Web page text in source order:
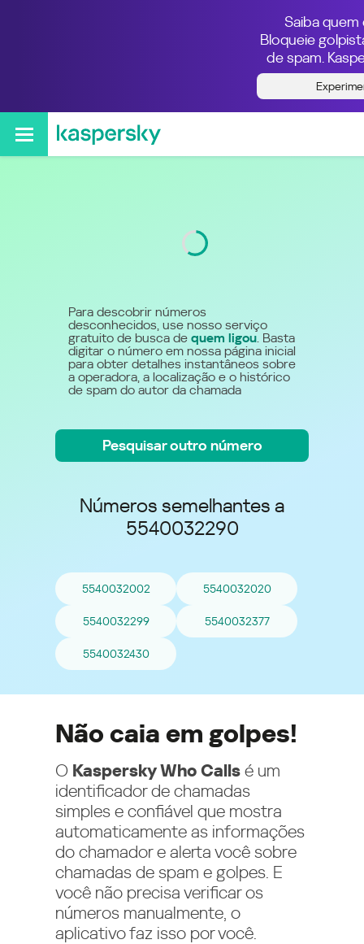
Saiba quem
Bloqueie
de spam.
Quem ligou do número
5540032290
Para descobrir números
desconhecidos, use nosso serviço
gratuito de busca de quem ligou. Basta
digitar o número em nossa página inicial
para obter detalhes instantâneos sobre
a operadora, a localização e o histórico
de spam do autor da chamada
Pesquisar outro número
Números semelhantes a
5540032290
5540032002 5540032020
5540032299 5540032377
5540032430
Não caia em golpes!
O Kaspersky Who Calls é um
identificador de chamadas
simples e confiável que mostra
automaticamente as informações
do chamador e alerta você sobre
chamadas de spam e golpes. E
você não precisa verificar os
números manualmente, o
aplicativo faz isso por você.